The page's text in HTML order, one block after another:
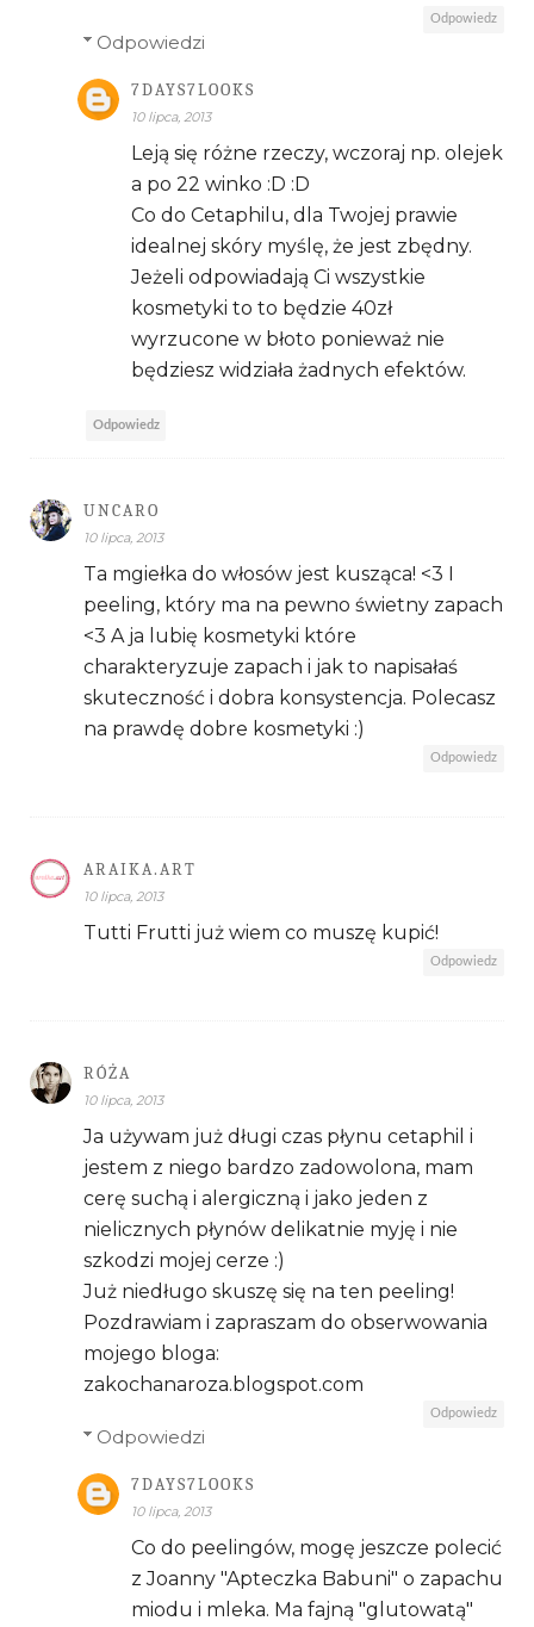
Odpowiedz
Odpowiedzi
7DAYS7LOOKS
10 lipca, 2013
Leją się różne rzeczy, wczoraj np. olejek
a po 22 winko :D :D
Co do Cetaphilu, dla Twojej prawie
idealnej skóry myślę, że jest zbędny.
Jeżeli odpowiadają Ci wszystkie
kosmetyki to to będzie 40zł
wyrzucone w błoto ponieważ nie
będziesz widziała żadnych efektów.
Odpowiedz
UNCARO
10 lipca, 2013
Ta mgiełka do włosów jest kusząca! <3 I
peeling, który ma na pewno świetny zapach
<3 A ja lubię kosmetyki które
charakteryzuje zapach i jak to napisałaś
skuteczność i dobra konsystencja. Polecasz
na prawdę dobre kosmetyki :)
Odpowiedz
ARAIKA.ART
10 lipca, 2013
Tutti Frutti już wiem co muszę kupić!
Odpowiedz
RÓŻA
10 lipca, 2013
Ja używam już długi czas płynu cetaphil i
jestem z niego bardzo zadowolona, mam
cerę suchą i alergiczną i jako jeden z
nielicznych płynów delikatnie myję i nie
szkodzi mojej cerze :)
Już niedługo skuszę się na ten peeling!
Pozdrawiam i zapraszam do obserwowania
mojego bloga:
zakochanaroza.blogspot.com
Odpowiedz
Odpowiedzi
7DAYS7LOOKS
10 lipca, 2013
Co do peelingów, mogę jeszcze polecić
z Joanny "Apteczka Babuni" o zapachu
miodu i mleka. Ma fajną "glutowatą"